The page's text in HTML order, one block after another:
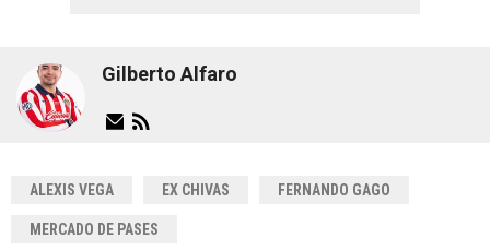
Gilberto Alfaro
ALEXIS VEGA EX CHIVAS FERNANDO GAGO
MERCADO DE PASES